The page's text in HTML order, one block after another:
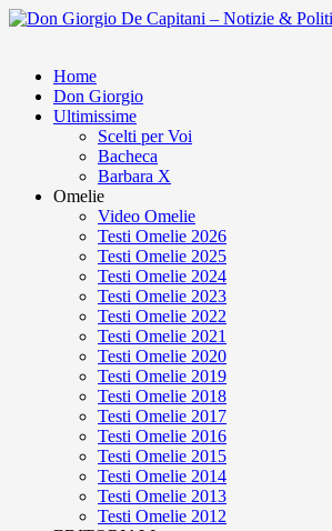
Home
Don Giorgio
Ultimissime
Scelti per Voi
Bacheca
Barbara X
Omelie
Video Omelie
Testi Omelie 2026
Testi Omelie 2025
Testi Omelie 2024
Testi Omelie 2023
Testi Omelie 2022
Testi Omelie 2021
Testi Omelie 2020
Testi Omelie 2019
Testi Omelie 2018
Testi Omelie 2017
Testi Omelie 2016
Testi Omelie 2015
Testi Omelie 2014
Testi Omelie 2013
Testi Omelie 2012